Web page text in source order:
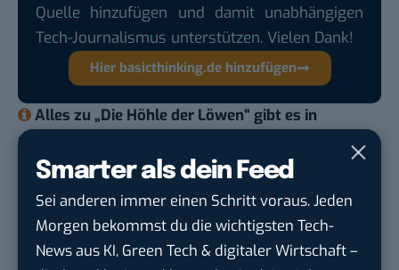
Smarter als dein Feed
Sei anderen immer einen Schritt voraus. Jeden
Morgen bekommst du die wichtigsten Tech-
News aus KI, Green Tech & digitaler Wirtschaft –
Quelle hinzufügen und damit unabhängigen
Tech-Journalismus unterstützen. Vielen Dank!
Hier basicthinking.de hinzufügen
Alles zu „Die Höhle der Löwen“ gibt es in
unserem Special zur Show
Du möchtest nicht abgehängt werden
, wenn es um
KI, Green Tech und die Tech-Themen von Morgen
geht? Über 12.000 smarte Leser bekommen jeden